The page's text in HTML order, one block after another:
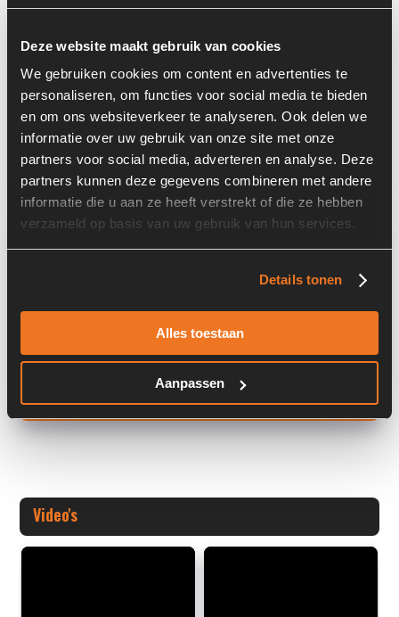
Deze website maakt gebruik van cookies
We gebruiken cookies om content en advertenties te
personaliseren, om functies voor social media te bieden
en om ons websiteverkeer te analyseren. Ook delen we
informatie over uw gebruik van onze site met onze
partners voor social media, adverteren en analyse. Deze
partners kunnen deze gegevens combineren met andere
informatie die u aan ze heeft verstrekt of die ze hebben
verzameld op basis van uw gebruik van hun services.
Details tonen
Alles toestaan
Aanpassen
Informatie
Locatie:
3J
Past op de volgende machines:
Liebherr
Land:
Nederland
Overige informatie
Type 1: 10127089
S/N: -
+ Volledige overige informatie openen
Video's